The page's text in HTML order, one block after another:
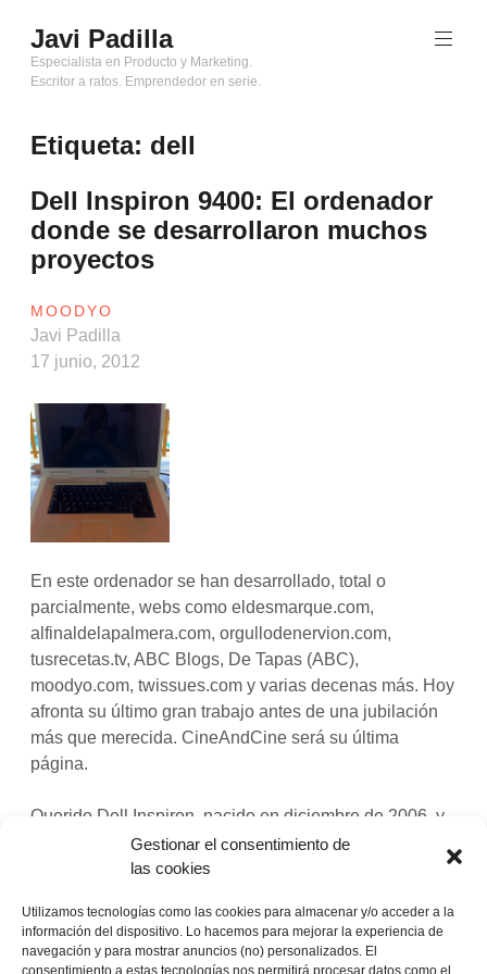
Gestionar el consentimiento de
las cookies
Utilizamos tecnologías como las cookies para almacenar y/o acceder a la
información del dispositivo. Lo hacemos para mejorar la experiencia de
navegación y para mostrar anuncios (no) personalizados. El
consentimiento a estas tecnologías nos permitirá procesar datos como el
al
contenido
Javi Padilla
Especialista en Producto y Marketing.
Escritor a ratos. Emprendedor en serie.
Etiqueta: dell
Dell Inspiron 9400: El ordenador
donde se desarrollaron muchos
proyectos
MOODYO
Javi Padilla
17 junio, 2012
En este ordenador se han desarrollado, total o
parcialmente, webs como eldesmarque.com,
alfinaldelapalmera.com, orgullodenervion.com,
tusrecetas.tv, ABC Blogs, De Tapas (ABC),
moodyo.com, twissues.com y varias decenas más. Hoy
afronta su último gran trabajo antes de una jubilación
más que merecida. CineAndCine será su última
página.
Querido Dell Inspiron, nacido en diciembre de 2006, y
en mis manos desde el 9 de enero de 2007: te echaré
de menos. A ver si el nuevo MacBook Pro aguanta
Te daré una jubilación merecida.